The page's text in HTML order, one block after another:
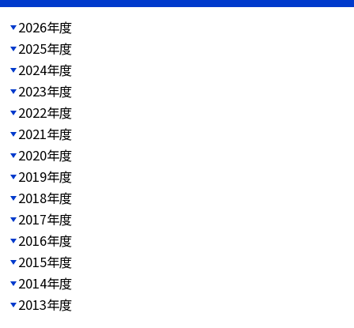
2026年度
2025年度
2024年度
2023年度
2022年度
2021年度
2020年度
2019年度
2018年度
2017年度
2016年度
2015年度
2014年度
2013年度